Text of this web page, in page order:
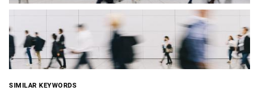
SIMILAR KEYWORDS